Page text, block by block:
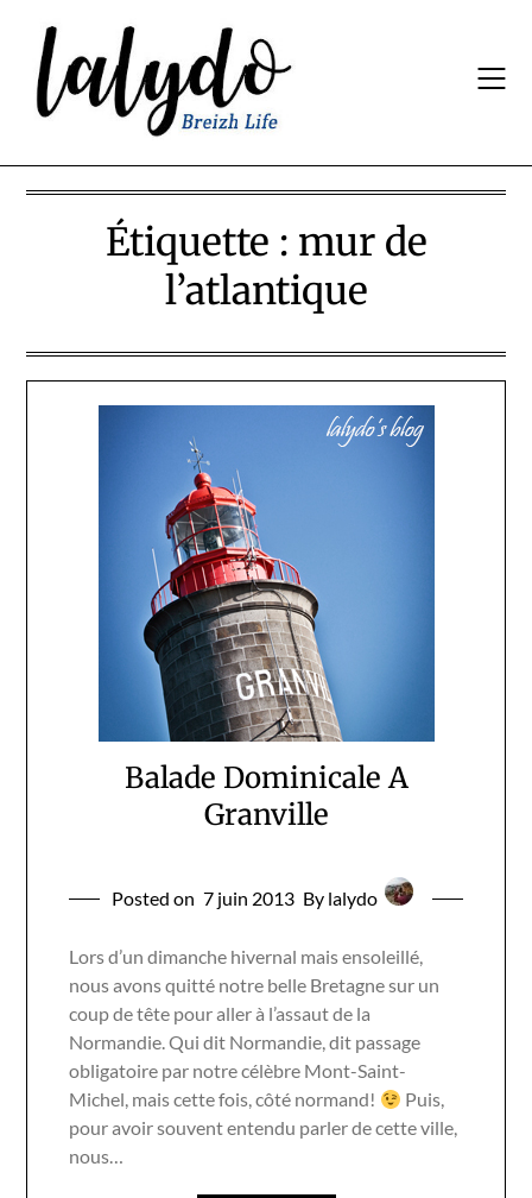
content
Étiquette : mur de
l’atlantique
Balade Dominicale A
Granville
Posted on 7 juin 2013 By lalydo
Lors d’un dimanche hivernal mais ensoleillé,
nous avons quitté notre belle Bretagne sur un
coup de tête pour aller à l’assaut de la
Normandie. Qui dit Normandie, dit passage
obligatoire par notre célèbre Mont-Saint-
Michel, mais cette fois, côté normand!
Puis,
pour avoir souvent entendu parler de cette ville,
nous…